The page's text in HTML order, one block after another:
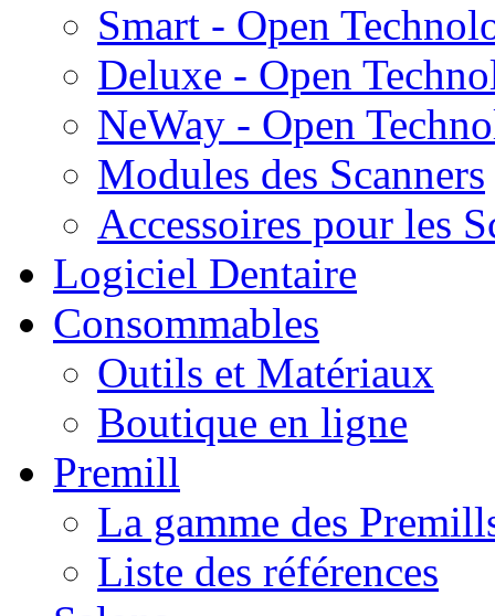
Smart - Open
Deluxe - Open
NeWay - Open
Modules des Scanners
Accessoires pour les
Logiciel Dentaire
Consommables
Outils et Matériaux
Boutique en ligne
Premill
La gamme des
Liste des références